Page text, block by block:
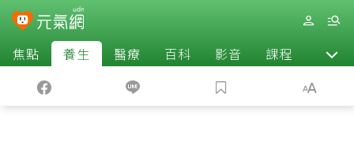
焦點 養生 醫療 百科 影音 課程 退休